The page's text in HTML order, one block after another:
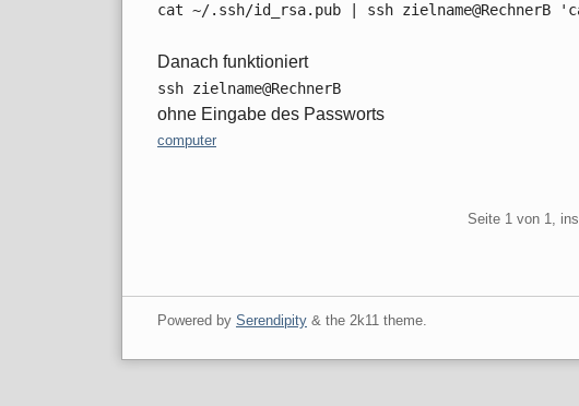
cat ~/.ssh/id_rsa.pub | ssh zielname@RechnerB
Danach funktioniert
ssh zielname@RechnerB
ohne Eingabe des Passworts
Kategorien:
computer
Seite 1 von 1,
Powered by Serendipity& the 2k11theme.